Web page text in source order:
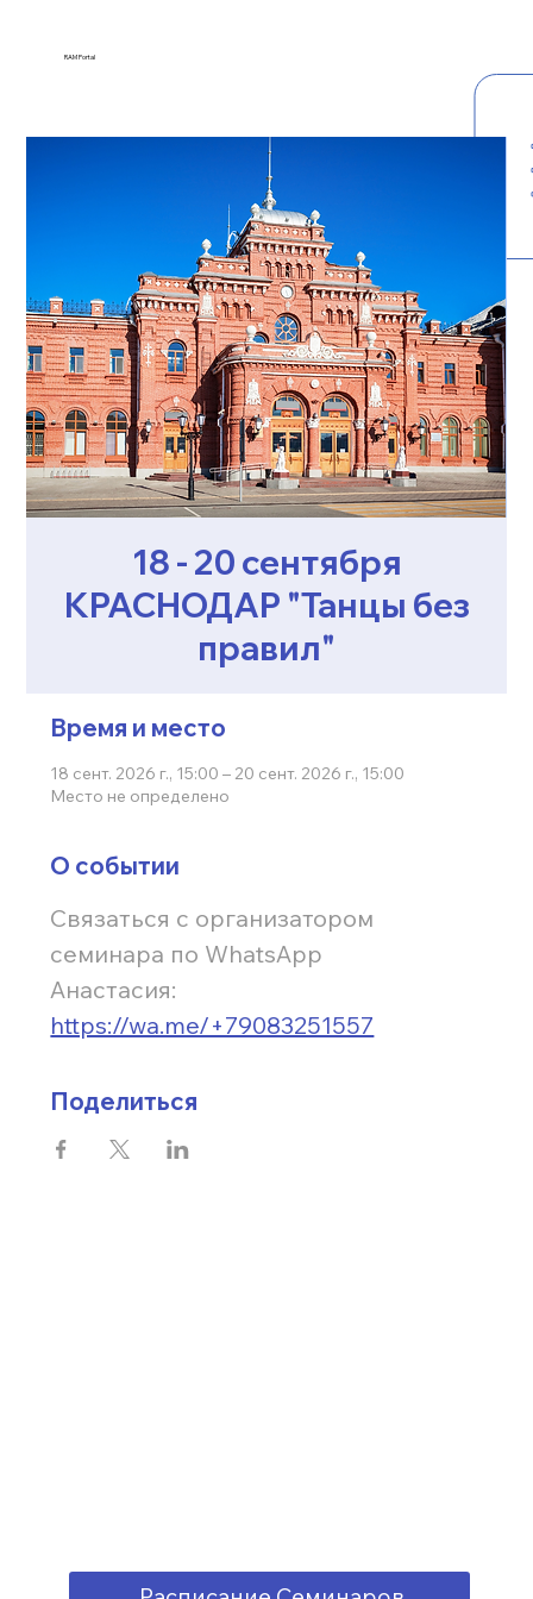
RAM Portal
18 - 20 сентября
КРАСНОДАР "Танцы без
правил"
Время и место
18 сент. 2026 г., 15:00 – 20 сент. 2026 г., 15:00
Место не определено
О событии
Связаться с организатором
семинара по WhatsApp
Анастасия:
https://wa.me/+79083251557
Поделиться